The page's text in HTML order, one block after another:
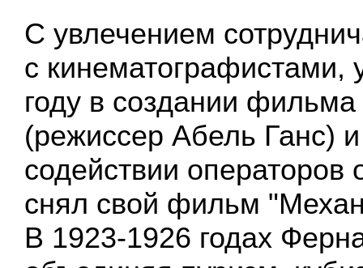
С увлечением
с кинематографистами,
году в создании
(режиссер Абель Ганс)
содействии операторов
снял свой фильм
В 1923-1926 годах